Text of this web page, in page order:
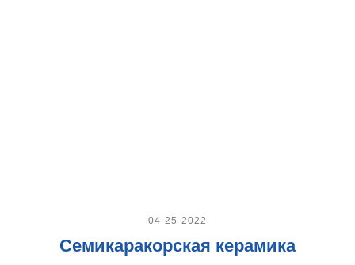
04-25-2022
Семикаракорская керамика